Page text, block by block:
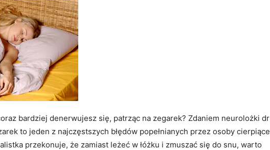
bardziej denerwujesz się, patrząc na zegarek? Zdaniem neurolożki dr
to jeden z najczęstszych błędów popełnianych przez osoby cierpiące
przekonuje, że zamiast leżeć w łóżku i zmuszać się do snu, warto